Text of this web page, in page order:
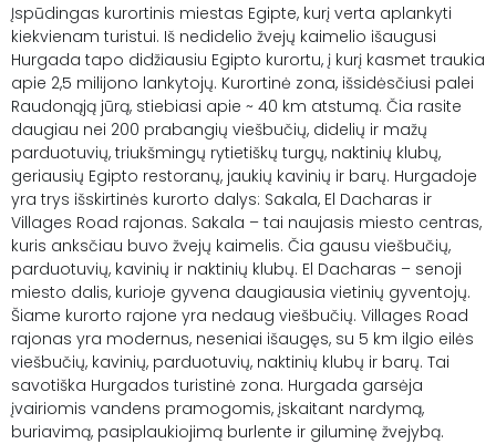
Įspūdingas kurortinis miestas Egipte, kurį verta aplankyti
kiekvienam turistui. Iš nedidelio žvejų kaimelio išaugusi
Hurgada tapo didžiausiu Egipto kurortu, į kurį kasmet traukia
apie 2,5 milijono lankytojų. Kurortinė zona, išsidėsčiusi palei
Raudonąją jūrą, stiebiasi apie ~ 40 km atstumą. Čia rasite
daugiau nei 200 prabangių viešbučių, didelių ir mažų
parduotuvių, triukšmingų rytietiškų turgų, naktinių klubų,
geriausių Egipto restoranų, jaukių kavinių ir barų. Hurgadoje
yra trys išskirtinės kurorto dalys: Sakala, El Dacharas ir
Villages Road rajonas. Sakala – tai naujasis miesto centras,
kuris anksčiau buvo žvejų kaimelis. Čia gausu viešbučių,
parduotuvių, kavinių ir naktinių klubų. El Dacharas – senoji
miesto dalis, kurioje gyvena daugiausia vietinių gyventojų.
Šiame kurorto rajone yra nedaug viešbučių. Villages Road
rajonas yra modernus, neseniai išaugęs, su 5 km ilgio eilės
viešbučių, kavinių, parduotuvių, naktinių klubų ir barų. Tai
savotiška Hurgados turistinė zona. Hurgada garsėja
įvairiomis vandens pramogomis, įskaitant nardymą,
buriavimą, pasiplaukiojimą burlente ir giluminę žvejybą.